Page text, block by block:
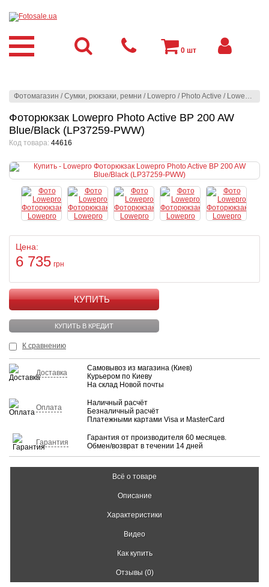
Фотомагазин /Сумки, рюкзаки, ремни / Lowepro / Photo Active / Lowepro
Фоторюкзак Lowepro Photo Active BP 200 AW
Blue/Black (LP37259-PWW)
Код товара: 44616
Цена:
6 735 грн
КУПИТЬ
КУПИТЬ В КРЕДИТ
К сравнению
Доставка
Самовывоз из магазина (Киев)
Курьером по Киеву
На склад Новой почты
Оплата
Наличный расчёт
Безналичный расчёт
Платежными картами Visa и MasterCard
Гарантия
Гарантия от производителя 60 месяцев.
Обмен/возврат в течении 14 дней
Всё о товаре
Описание
Характеристики
Видео
Как купить
Отзывы (0)
0 шт